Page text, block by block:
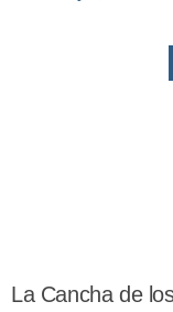
La Cancha de